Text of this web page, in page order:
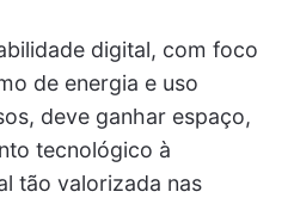
digital, com foco
de energia e uso
deve ganhar espaço,
tecnológico à
tão valorizada nas